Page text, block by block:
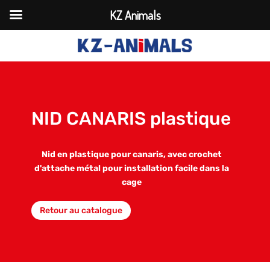
NID CANARIS plastique
Nid en plastique pour canaris, avec crochet
d'attache métal pour installation facile dans la
cage
Retour au catalogue
KZ Animals